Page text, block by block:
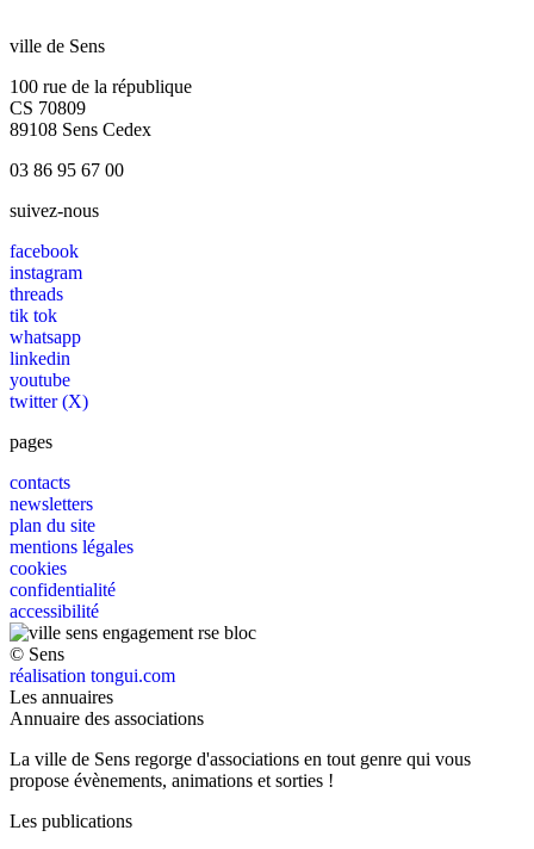
ville de Sens
100 rue de la république
CS 70809
89108 Sens Cedex
03 86 95 67 00
suivez-nous
facebook
instagram
threads
tik tok
whatsapp
linkedin
youtube
twitter (X)
pages
contacts
newsletters
plan du site
mentions légales
cookies
confidentialité
accessibilité
© Sens
réalisation tongui.com
Les annuaires
Annuaire des associations
La ville de Sens regorge d'associations en tout genre qui vous
propose évènements, animations et sorties !
Les publications